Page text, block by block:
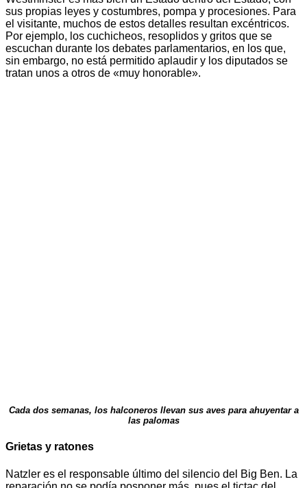
sus propias leyes y costumbres, pompa y procesiones. Para
el visitante, muchos de estos detalles resultan excéntricos.
Por ejemplo, los cuchicheos, resoplidos y gritos que se
escuchan durante los debates parlamentarios, en los que,
sin embargo, no está permitido aplaudir y los diputados se
tratan unos a otros de «muy honorable».
Cada dos semanas, los halconeros llevan sus aves para ahuyentar a
las palomas
Grietas y ratones
Natzler es el responsable último del silencio del Big Ben. La